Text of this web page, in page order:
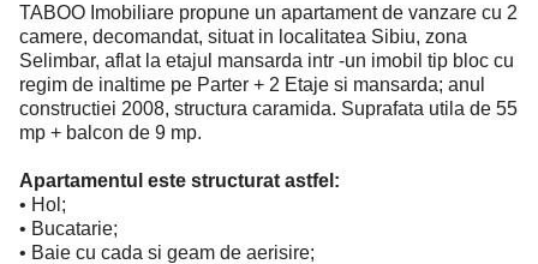
TABOO Imobiliare propune un apartament de vanzare cu 2
camere, decomandat, situat in localitatea Sibiu, zona
Selimbar, aflat la etajul mansarda intr -un imobil tip bloc cu
regim de inaltime pe Parter + 2 Etaje si mansarda; anul
constructiei 2008, structura caramida. Suprafata utila de 55
mp + balcon de 9 mp.
Apartamentul este structurat astfel:
• Hol;
• Bucatarie;
• Baie cu cada si geam de aerisire;